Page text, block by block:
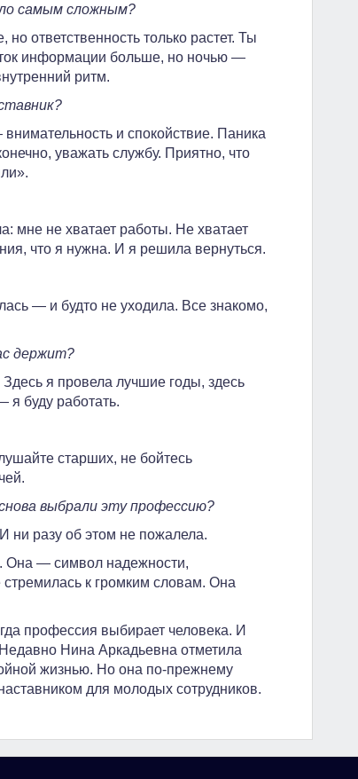
самым сложным?
ответственность только растет. Ты
информации больше, но ночью —
ритм.
и спокойствие. Паника
уважать службу. Приятно, что
мне не хватает работы. Не хватает
что я нужна. И я решила вернуться.
— и будто не уходила. Все знакомо,
держит?
я провела лучшие годы, здесь
я буду работать.
старших, не бойтесь
выбрали эту профессию?
ни разу об этом не пожалела.
Она — символ надежности,
к громким словам. Она
профессия выбирает человека. И
Нина Аркадьевна отметила
жизнью. Но она по‑прежнему
для молодых сотрудников.